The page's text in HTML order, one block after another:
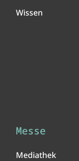
Wissen
Messe
Mediathek